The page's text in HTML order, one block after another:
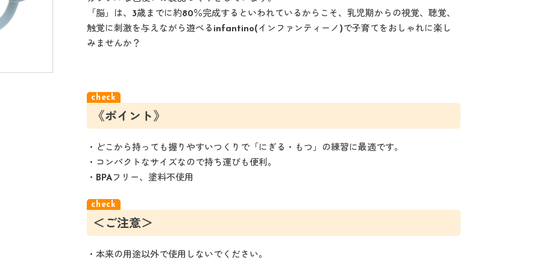
「脳」は、3歳までに約80％完成するといわれているからこそ、乳児期からの視覚、聴覚、
触覚に刺激を与えながら遊べるinfantino(インファンティーノ)で子育てをおしゃれに楽し
みませんか？
《ポイント》
・どこから持っても握りやすいつくりで「にぎる・もつ」の練習に最適です。
・コンパクトなサイズなので持ち運びも便利。
・BPAフリー、塗料不使用
＜ご注意＞
・本来の用途以外で使用しないでください。